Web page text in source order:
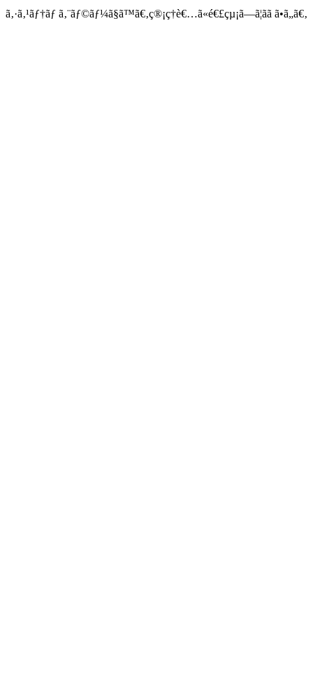
ã‚·ã‚¹ãƒ†ãƒ ã‚¨ãƒ©ãƒ¼ã§ã™ã€‚ç®¡ç†è€…ã«é€£çµ¡ã—ã¦ãã ã•ã„ã€‚